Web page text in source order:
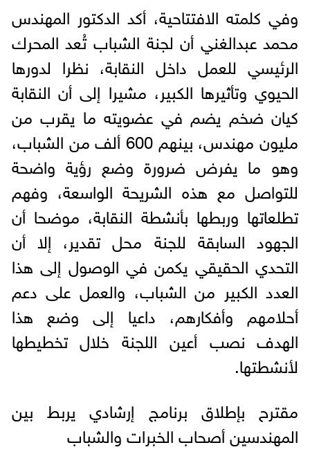
وفي كلمته الافتتاحية، أكد الدكتور المهندس
محمد عبدالغني أن لجنة الشباب تُعد المحرك
الرئيسي للعمل داخل النقابة، نظرا لدورها
الحيوي وتأثيرها الكبير، مشيرا إلى أن النقابة
كيان ضخم يضم في عضويته ما يقرب من
مليون مهندس، بينهم 600 ألف من الشباب،
وهو ما يفرض ضرورة وضع رؤية واضحة
للتواصل مع هذه الشريحة الواسعة، وفهم
تطلعاتها وربطها بأنشطة النقابة، موضحا أن
الجهود السابقة للجنة محل تقدير، إلا أن
التحدي الحقيقي يكمن في الوصول إلى هذا
العدد الكبير من الشباب، والعمل على دعم
أحلامهم وأفكارهم، داعيا إلى وضع هذا
الهدف نصب أعين اللجنة خلال تخطيطها
لأنشطتها.
مقترح بإطلاق برنامج إرشادي يربط بين
المهندسين أصحاب الخبرات والشباب